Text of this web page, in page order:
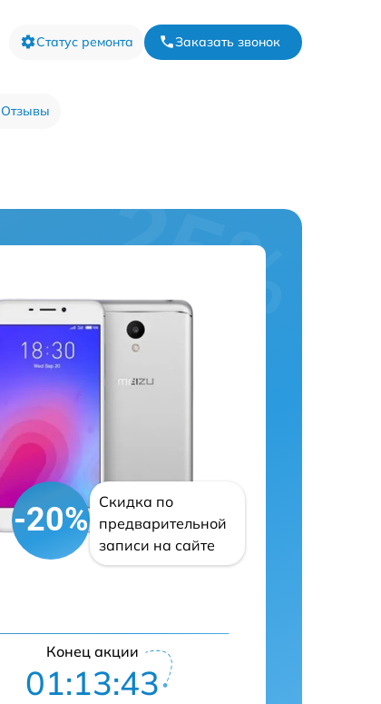
Статус ремонта Заказать звонок
Отзывы
-20%
Скидка по
предварительной
записи на сайте
Конец акции
01:13:43